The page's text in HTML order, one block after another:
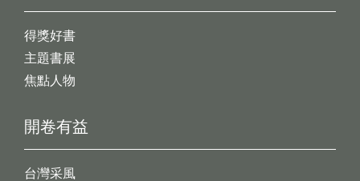
開卷有益
台灣采風
得獎好書
主題書展
焦點人物